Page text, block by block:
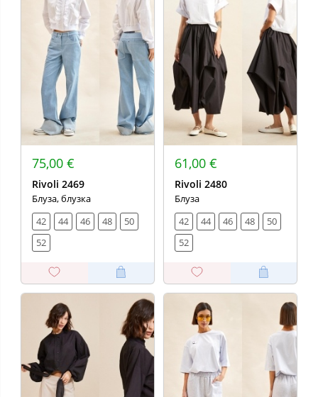
75,00 €
Rivoli 2469
Блуза, блузка
42
44 46 48
50
52
61,00 €
Rivoli 2480
Блуза
42
44 46 48
50
52